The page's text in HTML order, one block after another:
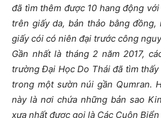
đã tìm thêm được 10 hang động
trên giấy da, bản thảo bằng
giấy cói có niên đại trước công
Gần nhất là tháng 2 năm 2017,
trường Đại Học Do Thái đã tìm
trong một sườn núi gần Qumran.
này là nơi chứa những bản sao
xưa nhất được gọi là Các Cuộn